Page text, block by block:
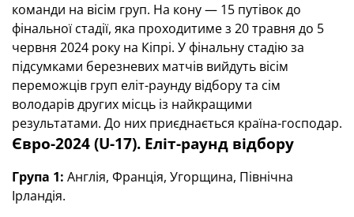
команди на вісім груп. На кону — 15 путівок до
фінальної стадії, яка проходитиме з 20 травня до 5
червня 2024 року на Кіпрі. У фінальну стадію за
підсумками березневих матчів вийдуть вісім
переможців груп еліт-раунду відбору та сім
володарів других місць із найкращими
результатами. До них приєднається країна-господар.
Євро-2024 (U-17). Еліт-раунд відбору
Група 1: Англія, Франція, Угорщина, Північна
Ірландія.